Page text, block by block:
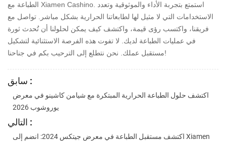
الطباعة مع Xiamen Cashino. استمتع بتجربة الأداء والموثوقية وتعدد
الاستخدامات التي لا مثيل لها لطابعاتنا الحرارية بشكل مباشر. تواصل مع
فريقنا، واكتسب رؤى قيمة، واكتشف كيف يمكن لحلولنا أن تُحدث ثورة
في عمليات الطباعة لديك. لا تفوت هذه الفرصة الاستثنائية لتشكيل
مستقبل عملك. نحن نتطلع إلى الترحيب بكم في جناحنا!
سابق :
اكتشف حلول الطباعة الحرارية المبتكرة مع شيامن كاشينو في معرض
يوروشوب 2026
التالي :
اكتشف مستقبل الطباعة في معرض جيتكس 2024: انضم إلى Xiamen